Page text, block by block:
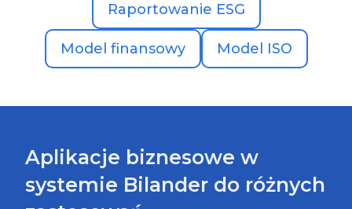
Raportowanie ESG
Model finansowy Model ISO
Aplikacje biznesowe w
systemie Bilander do różnych